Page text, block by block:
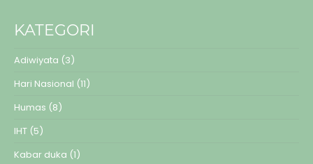
KATEGORI
Adiwiyata (3)
Hari Nasional (11)
Humas (8)
IHT (5)
Kabar duka (1)